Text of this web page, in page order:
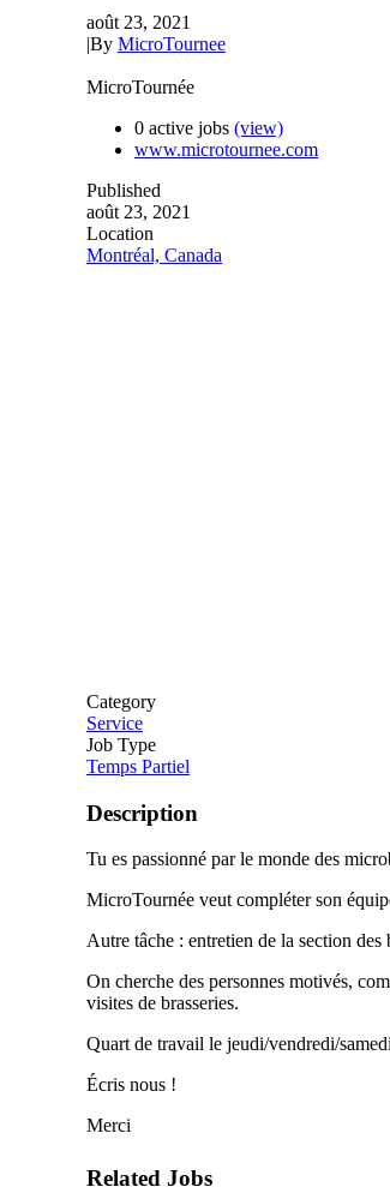
août 23, 2021
|By MicroTournee
MicroTournée
0 active jobs (view)
www.microtournee.com
Published
août 23, 2021
Location
Montréal, Canada
Category
Service
Job Type
Temps Partiel
Description
Tu es passionné par le monde des
MicroTournée veut compléter son
Autre tâche : entretien de la section des
On cherche des personnes motivés,
visites de brasseries.
Quart de travail le jeudi/vendredi/
Écris nous !
Merci
Related Jobs